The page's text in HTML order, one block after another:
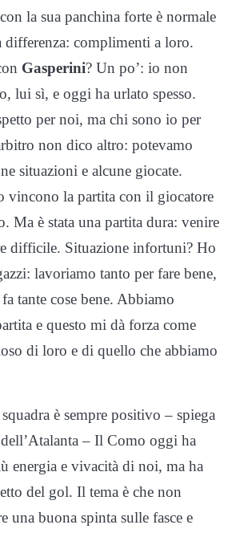
la sua panchina forte è normale
differenza: complimenti a loro.
Gasperini? Un po’: io non
lui sì, e oggi ha urlato spesso.
per noi, ma chi sono io per
non dico altro: potevamo
situazioni e alcune giocate.
vincono la partita con il giocatore
Ma è stata una partita dura: venire
difficile. Situazione infortuni? Ho
lavoriamo tanto per fare bene,
tante cose bene. Abbiamo
e questo mi dà forza come
di loro e di quello che abbiamo
è sempre positivo – spiega
– Il Como oggi ha
energia e vivacità di noi, ma ha
del gol. Il tema è che non
una buona spinta sulle fasce e